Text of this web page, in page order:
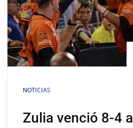
NOTICIAS
Zulia venció 8-4 al